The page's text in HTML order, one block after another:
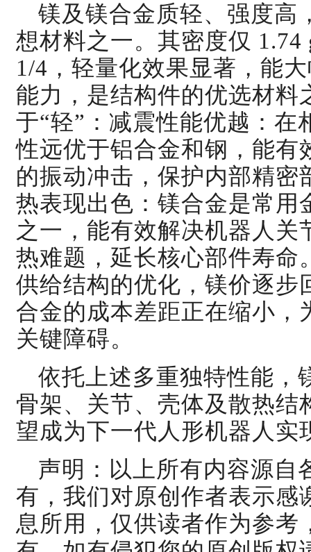
镁及镁合金质轻、强度高
想材料之一。其密度仅 1.74
1/4，轻量化效果显著，能
能力，是结构件的优选材料
于“轻” ：减震性能优越：
性远优于铝合金和钢，能有
的振动冲击，保护内部精
热表现出色：镁合金是常用
之一，能有效解决机器人
热难题，延长核心部件寿命
供给结构的优化， 镁价逐步
合金的成本差距正在缩小，
关键障碍。
依托上述多重独特性能，
骨架、关节、壳体及散热
望成为下一代人形机器人实
声明：以上所有内容源自
有，我们对原创作者表示感
息所用，仅供读者作为参